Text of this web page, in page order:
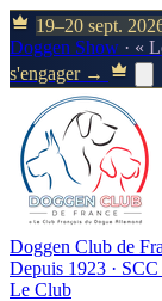
19–20 sept.
Doggen Show · «
s'engager →
Doggen Club de
Depuis 1923 · SCC
Le Club